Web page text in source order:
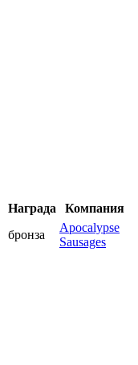
Награда
Компания
бронза
Apocalypse
Sausages